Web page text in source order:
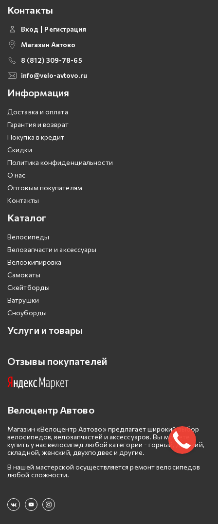
Контакты
Вход
Регистрация
Магазин Автово
8 (812) 309-78-65
info@velo-avtovo.ru
Информация
Доставка и оплата
Гарантия и возврат
Покупка в кредит
Скидки
Политика конфиденциальности
О нас
Оптовым покупателям
Контакты
Каталог
Велосипеды
Велозапчасти и аксессуары
Велоэкипировка
Самокаты
Скейтборды
Ватрушки
Сноуборды
Услуги и товары
Отзывы покупателей
Велоцентр Автово
Магазин «Велоцентр Автово» предлагает широкий выбор
велосипедов, велозапчастей и аксессуаров. Вы можете
купить у нас велосипед любой категории - горный, детский,
складной, женский, двухподвес и другие.
В нашей мастерской осуществляется ремонт велосипедов
любой сложности.